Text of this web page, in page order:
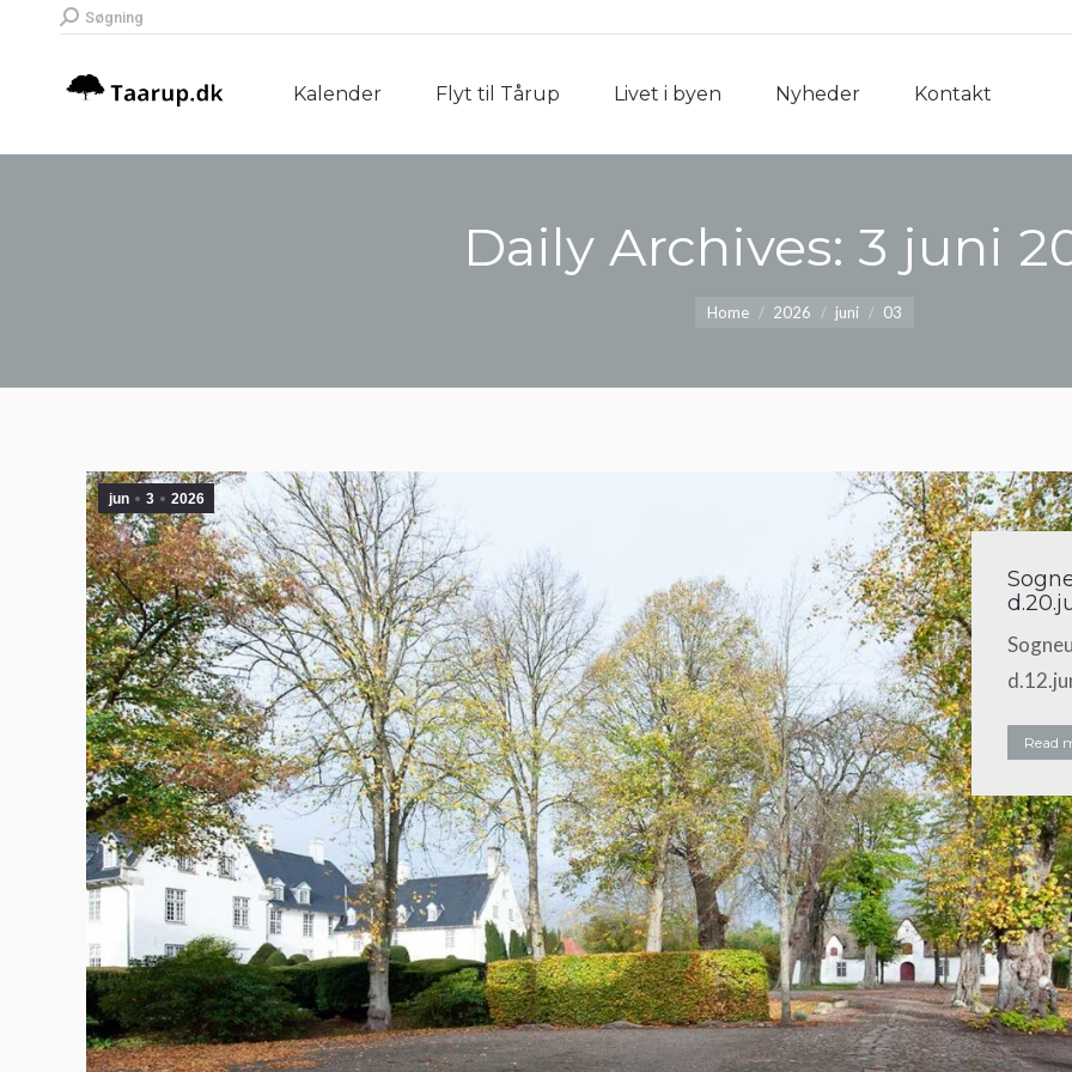
Search:
Søgning
Kalender Flyt til Tårup Livet i byen Nyheder Kontakt
Daily Archives: 3 juni
Home 2026 juni 03
jun 3 2026
Read
Kalender Flyt til Tårup Livet i byen Nyheder Kontakt